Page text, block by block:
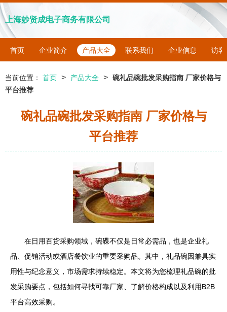
上海妙贤成电子商务有限公司
首页 企业简介 产品大全 联系我们 企业信息 访客
当前位置： 首页 > 产品大全 > 碗礼品碗批发采购指南 厂家价格与
平台推荐
碗礼品碗批发采购指南 厂家价格与
平台推荐
在日用百货采购领域，碗碟不仅是日常必需品，也是企业礼
品、促销活动或酒店餐饮业的重要采购品。其中，礼品碗因兼具实
用性与纪念意义，市场需求持续稳定。本文将为您梳理礼品碗的批
发采购要点，包括如何寻找可靠厂家、了解价格构成以及利用B2B
平台高效采购。